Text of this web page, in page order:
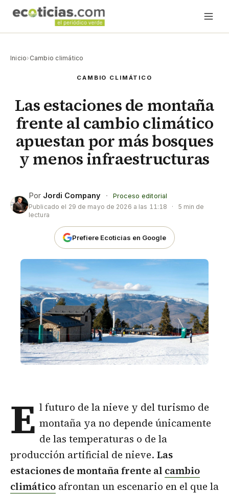
Inicio› Cambio climático
CAMBIO CLIMÁTICO
Las estaciones de montaña
frente al cambio climático
apuestan por más bosques
y menos infraestructuras
Por Jordi Company ·
Proceso editorial
Publicado el 29 de mayo de 2026 a las 11:18 ·
5 min de
lectura
Prefiere Ecoticias en Google
E l futuro de la nieve y del turismo de
montaña ya no depende únicamente
de las temperaturas o de la
producción artificial de nieve. Las
estaciones de montaña frente al cambio
climático afrontan un escenario en el que la